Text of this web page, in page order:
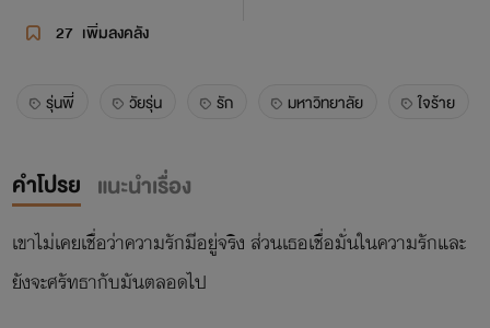
27 เพิ่มลงคลัง
รุ่นพี่ วัยรุ่น รัก มหาวิทยาลัย ใจร้าย
คำโปรย แนะนำเรื่อง
เขาไม่เคยเชื่อว่าความรักมีอยู่จริง ส่วนเธอเชื่อมั่นในความรักและ
ยังจะศรัทธากับมันตลอดไป